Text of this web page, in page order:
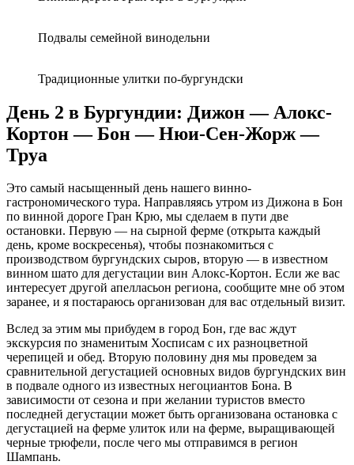
Подвалы семейной винодельни
Традиционные улитки по-бургундски
День 2 в Бургундии: Дижон — Алокс-
Кортон — Бон — Нюи-Сен-Жорж —
Труа
Это самый насыщенный день нашего винно-
гастрономического тура. Направляясь утром из Дижона в Бон
по винной дороге Гран Крю, мы сделаем в пути две
остановки. Первую — на сырной ферме (открыта каждый
день, кроме воскресенья), чтобы познакомиться с
производством бургундских сыров, вторую — в известном
винном шато для дегустации вин Алокс-Кортон. Если же вас
интересует другой апелласьон региона, сообщите мне об этом
заранее, и я постараюсь организован для вас отдельный визит.
Вслед за этим мы прибудем в город Бон, где вас ждут
экскурсия по знаменитым Хосписам с их разноцветной
черепицей и обед. Вторую половину дня мы проведем за
сравнительной дегустацией основных видов бургундских вин
в подвале одного из известных негоциантов Бона. В
зависимости от сезона и при желании туристов вместо
последней дегустации может быть организована остановка с
дегустацией на ферме улиток или на ферме, выращивающей
черные трюфели, после чего мы отправимся в регион
Шампань.